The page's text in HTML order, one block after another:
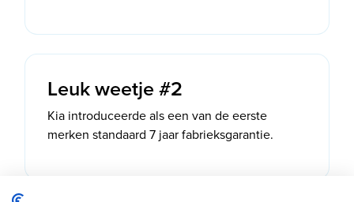
Leuk weetje #2
Kia introduceerde als een van de eerste
merken standaard 7 jaar fabrieksgarantie.